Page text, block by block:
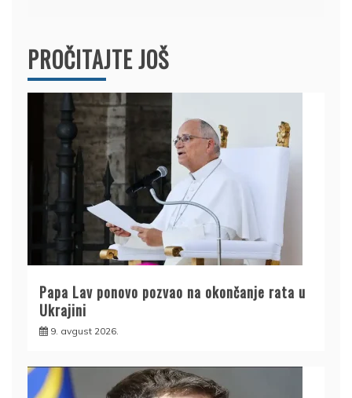
PROČITAJTE JOŠ
Papa Lav ponovo pozvao na okončanje rata u
Ukrajini
9. avgust 2026.